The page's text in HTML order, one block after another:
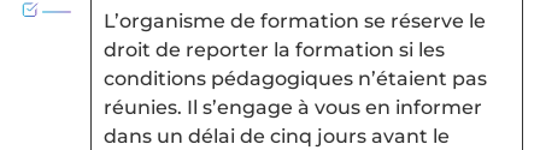
L’organisme de formation se réserve le
droit de reporter la formation si les
conditions pédagogiques n’étaient pas
réunies. Il s’engage à vous en informer
dans un délai de cinq jours avant le